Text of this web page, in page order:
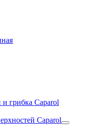
и грибка Caparol
Caparol